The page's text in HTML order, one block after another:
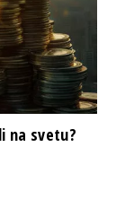
na svetu?